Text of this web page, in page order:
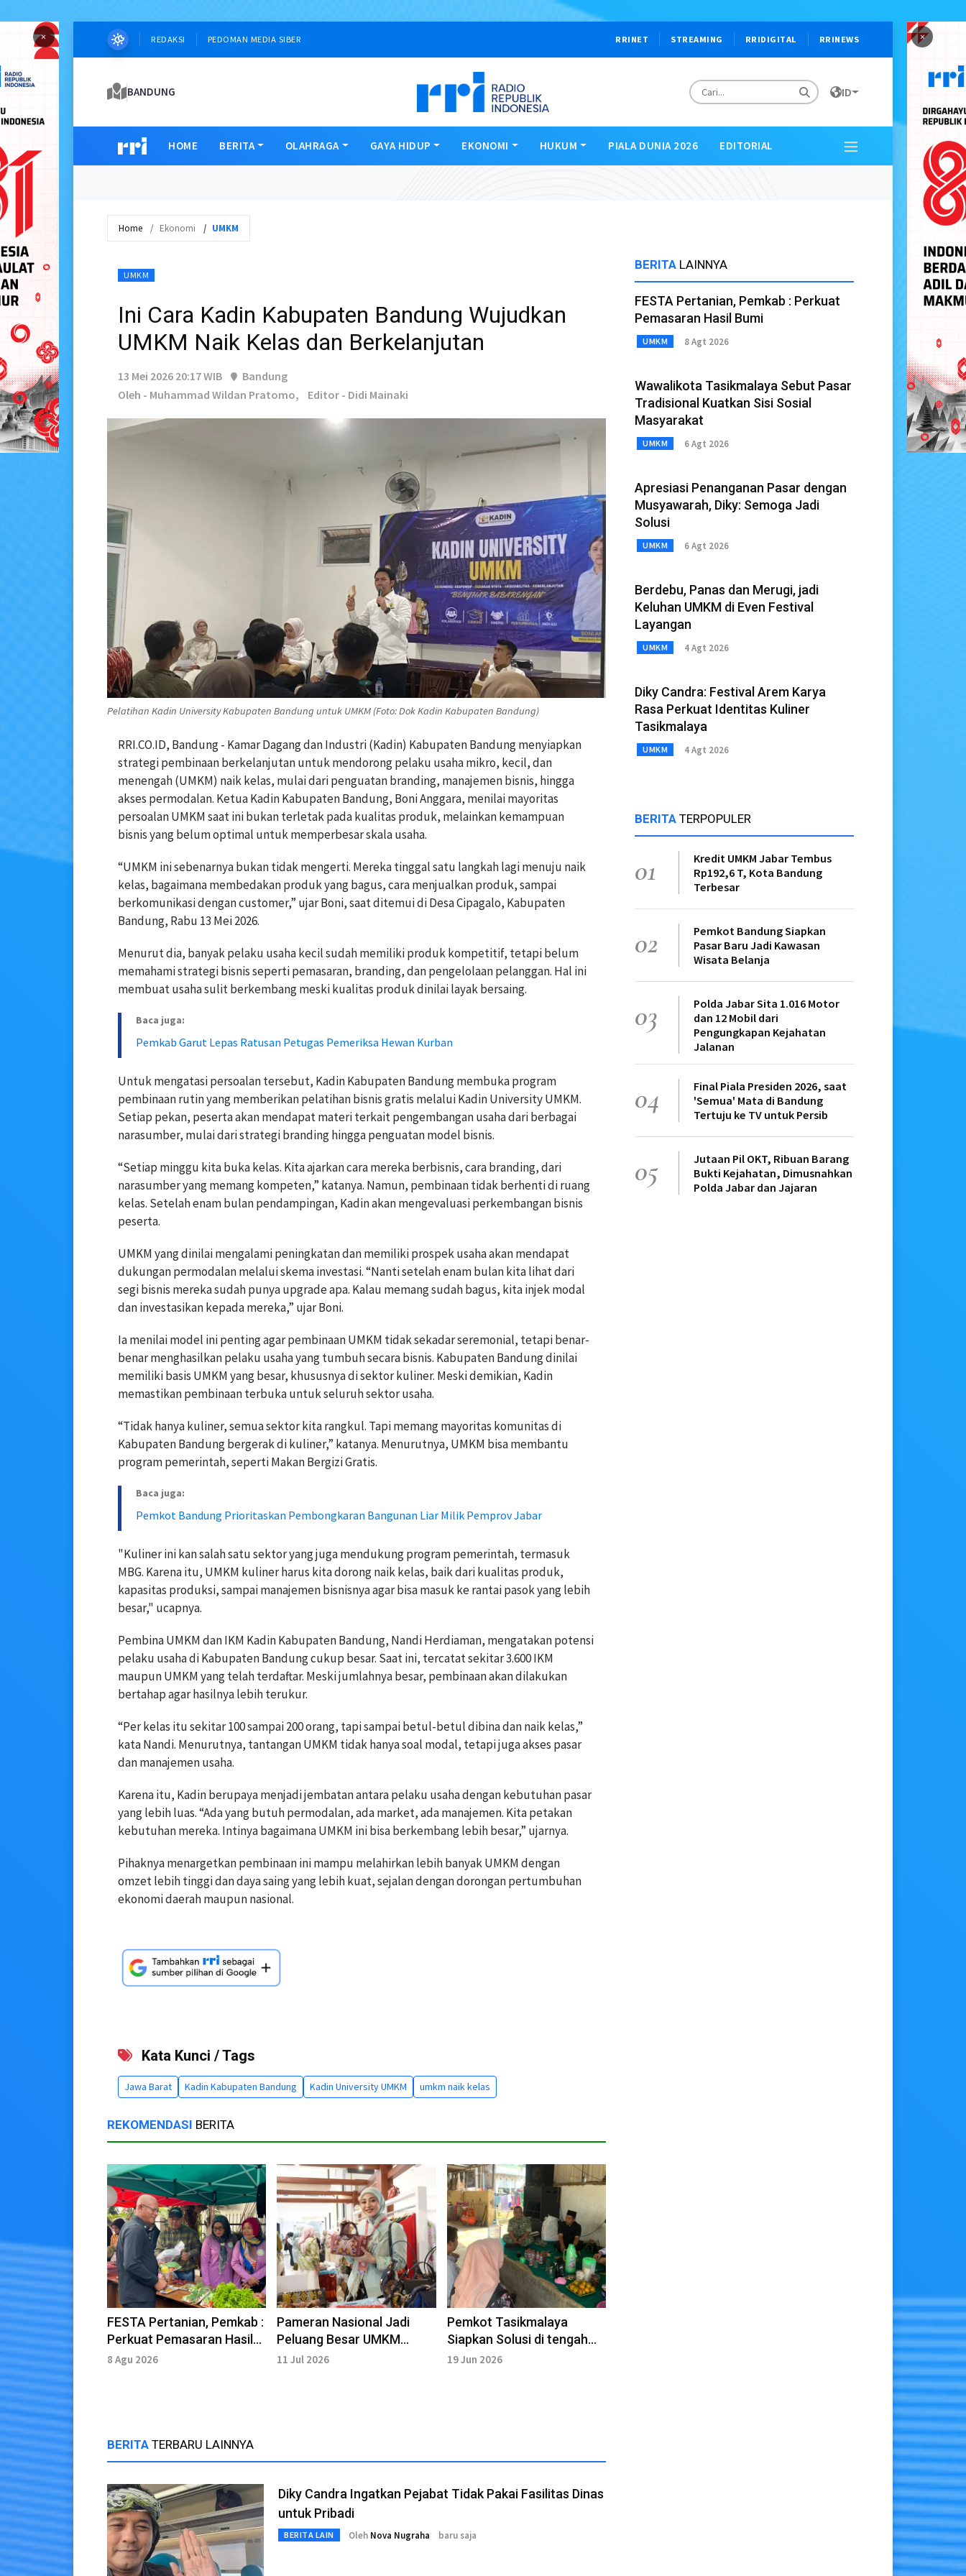
× ×
REDAKSI PEDOMAN MEDIA SIBER RRINET STREAMING RRIDIGITAL RRINEWS
BANDUNG ID
HOME BERITA OLAHRAGA GAYA HIDUP EKONOMI HUKUM PIALA DUNIA 2026 EDITORIAL
Home Ekonomi UMKM
UMKM
Ini Cara Kadin Kabupaten Bandung Wujudkan
UMKM Naik Kelas dan Berkelanjutan
13 Mei 2026 20:17 WIB
Bandung
Oleh - Muhammad Wildan Pratomo,
Editor - Didi Mainaki
Pelatihan Kadin University Kabupaten Bandung untuk UMKM (Foto: Dok Kadin Kabupaten Bandung)
RRI.CO.ID, Bandung - Kamar Dagang dan Industri (Kadin) Kabupaten Bandung menyiapkan
strategi pembinaan berkelanjutan untuk mendorong pelaku usaha mikro, kecil, dan
menengah (UMKM) naik kelas, mulai dari penguatan branding, manajemen bisnis, hingga
akses permodalan. Ketua Kadin Kabupaten Bandung, Boni Anggara, menilai mayoritas
persoalan UMKM saat ini bukan terletak pada kualitas produk, melainkan kemampuan
bisnis yang belum optimal untuk memperbesar skala usaha.
“UMKM ini sebenarnya bukan tidak mengerti. Mereka tinggal satu langkah lagi menuju naik
kelas, bagaimana membedakan produk yang bagus, cara menjualkan produk, sampai
berkomunikasi dengan customer,” ujar Boni, saat ditemui di Desa Cipagalo, Kabupaten
Bandung, Rabu 13 Mei 2026.
Menurut dia, banyak pelaku usaha kecil sudah memiliki produk kompetitif, tetapi belum
memahami strategi bisnis seperti pemasaran, branding, dan pengelolaan pelanggan. Hal ini
membuat usaha sulit berkembang meski kualitas produk dinilai layak bersaing.
Baca juga:
Pemkab Garut Lepas Ratusan Petugas Pemeriksa Hewan Kurban
Untuk mengatasi persoalan tersebut, Kadin Kabupaten Bandung membuka program
pembinaan rutin yang memberikan pelatihan bisnis gratis melalui Kadin University UMKM.
Setiap pekan, peserta akan mendapat materi terkait pengembangan usaha dari berbagai
narasumber, mulai dari strategi branding hingga penguatan model bisnis.
“Setiap minggu kita buka kelas. Kita ajarkan cara mereka berbisnis, cara branding, dari
narasumber yang memang kompeten,” katanya. Namun, pembinaan tidak berhenti di ruang
kelas. Setelah enam bulan pendampingan, Kadin akan mengevaluasi perkembangan bisnis
peserta.
UMKM yang dinilai mengalami peningkatan dan memiliki prospek usaha akan mendapat
dukungan permodalan melalui skema investasi. “Nanti setelah enam bulan kita lihat dari
segi bisnis mereka sudah punya upgrade apa. Kalau memang sudah bagus, kita injek modal
dan investasikan kepada mereka,” ujar Boni.
Ia menilai model ini penting agar pembinaan UMKM tidak sekadar seremonial, tetapi benar-
benar menghasilkan pelaku usaha yang tumbuh secara bisnis. Kabupaten Bandung dinilai
memiliki basis UMKM yang besar, khususnya di sektor kuliner. Meski demikian, Kadin
memastikan pembinaan terbuka untuk seluruh sektor usaha.
“Tidak hanya kuliner, semua sektor kita rangkul. Tapi memang mayoritas komunitas di
Kabupaten Bandung bergerak di kuliner,” katanya. Menurutnya, UMKM bisa membantu
program pemerintah, seperti Makan Bergizi Gratis.
Baca juga:
Pemkot Bandung Prioritaskan Pembongkaran Bangunan Liar Milik Pemprov Jabar
"Kuliner ini kan salah satu sektor yang juga mendukung program pemerintah, termasuk
MBG. Karena itu, UMKM kuliner harus kita dorong naik kelas, baik dari kualitas produk,
kapasitas produksi, sampai manajemen bisnisnya agar bisa masuk ke rantai pasok yang lebih
besar," ucapnya.
Pembina UMKM dan IKM Kadin Kabupaten Bandung, Nandi Herdiaman, mengatakan potensi
pelaku usaha di Kabupaten Bandung cukup besar. Saat ini, tercatat sekitar 3.600 IKM
maupun UMKM yang telah terdaftar. Meski jumlahnya besar, pembinaan akan dilakukan
bertahap agar hasilnya lebih terukur.
“Per kelas itu sekitar 100 sampai 200 orang, tapi sampai betul-betul dibina dan naik kelas,”
kata Nandi. Menurutnya, tantangan UMKM tidak hanya soal modal, tetapi juga akses pasar
dan manajemen usaha.
Karena itu, Kadin berupaya menjadi jembatan antara pelaku usaha dengan kebutuhan pasar
yang lebih luas. “Ada yang butuh permodalan, ada market, ada manajemen. Kita petakan
kebutuhan mereka. Intinya bagaimana UMKM ini bisa berkembang lebih besar,” ujarnya.
Pihaknya menargetkan pembinaan ini mampu melahirkan lebih banyak UMKM dengan
omzet lebih tinggi dan daya saing yang lebih kuat, sejalan dengan dorongan pertumbuhan
ekonomi daerah maupun nasional.
Kata Kunci / Tags
Jawa Barat Kadin Kabupaten Bandung Kadin University UMKM umkm naik kelas
REKOMENDASI BERITA
FESTA Pertanian, Pemkab :
Perkuat Pemasaran Hasil
Bumi
8 Agu 2026
Pameran Nasional Jadi
Peluang Besar UMKM
Kabupaten Bandung
11 Jul 2026
Pemkot Tasikmalaya
Siapkan Solusi di tengah
Lonjakan Harga Kedelai
19 Jun 2026
BERITA TERBARU LAINNYA
Diky Candra Ingatkan Pejabat Tidak Pakai Fasilitas Dinas
untuk Pribadi
BERITA LAIN Oleh Nova Nugraha baru saja
BERITA LAINNYA
FESTA Pertanian, Pemkab : Perkuat
Pemasaran Hasil Bumi
UMKM 8 Agt 2026
Wawalikota Tasikmalaya Sebut Pasar
Tradisional Kuatkan Sisi Sosial
Masyarakat
UMKM 6 Agt 2026
Apresiasi Penanganan Pasar dengan
Musyawarah, Diky: Semoga Jadi
Solusi
UMKM 6 Agt 2026
Berdebu, Panas dan Merugi, jadi
Keluhan UMKM di Even Festival
Layangan
UMKM 4 Agt 2026
Diky Candra: Festival Arem Karya
Rasa Perkuat Identitas Kuliner
Tasikmalaya
UMKM 4 Agt 2026
BERITA TERPOPULER
01
Kredit UMKM Jabar Tembus
Rp192,6 T, Kota Bandung
Terbesar
02
Pemkot Bandung Siapkan
Pasar Baru Jadi Kawasan
Wisata Belanja
03
Polda Jabar Sita 1.016 Motor
dan 12 Mobil dari
Pengungkapan Kejahatan
Jalanan
04
Final Piala Presiden 2026, saat
'Semua' Mata di Bandung
Tertuju ke TV untuk Persib
05
Jutaan Pil OKT, Ribuan Barang
Bukti Kejahatan, Dimusnahkan
Polda Jabar dan Jajaran